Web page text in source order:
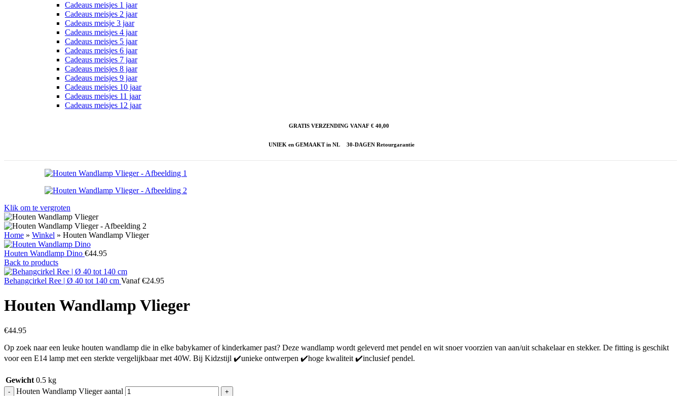
Cadeaus meisjes 1 jaar
Cadeaus meisjes 2 jaar
Cadeaus meisje 3 jaar
Cadeaus meisjes 4 jaar
Cadeaus meisjes 5 jaar
Cadeaus meisjes 6 jaar
Cadeaus meisjes 7 jaar
Cadeaus meisjes 8 jaar
Cadeaus meisjes 9 jaar
Cadeaus meisjes 10 jaar
Cadeaus meisjes 11 jaar
Cadeaus meisjes 12 jaar
GRATIS VERZENDING VANAF € 40,00
UNIEK en GEMAAKT in NL 30-DAGEN Retourgarantie
Klik om te vergroten
Home » Winkel » Houten Wandlamp Vlieger
Houten Wandlamp Dino €44.95
Back to products
Behangcirkel Ree | Ø 40 tot 140 cm Vanaf €24.95
Houten Wandlamp Vlieger
€44.95
Op zoek naar een leuke houten wandlamp die in elke babykamer of kinderkamer past? Deze wandlamp wordt geleverd met pendel en wit snoer voorzien van aan/uit schakelaar en stekker. De fitting is geschikt
voor een E14 lamp met een sterkte vergelijkbaar met 40W. Bij Kidzstijl ✔️unieke ontwerpen ✔️hoge kwaliteit ✔️inclusief pendel.
Gewicht 0.5 kg
Houten Wandlamp Vlieger aantal